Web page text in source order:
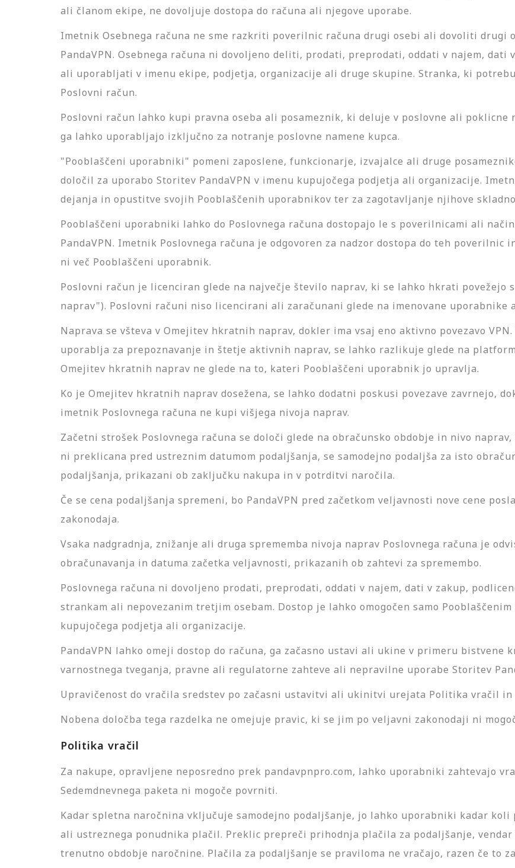
ali članom ekipe, ne dovoljuje dostopa do računa ali njegove uporabe.
Imetnik Osebnega računa ne sme razkriti poverilnic računa drugi osebi ali dovoliti drugi
PandaVPN. Osebnega računa ni dovoljeno deliti, prodati, preprodati, oddati v najem,
ali uporabljati v imenu ekipe, podjetja, organizacije ali druge skupine. Stranka, ki
Poslovni račun.
Poslovni račun lahko kupi pravna oseba ali posameznik, ki deluje v poslovne ali poklicne
ga lahko uporabljajo izključno za notranje poslovne namene kupca.
"Pooblaščeni uporabniki" pomeni zaposlene, funkcionarje, izvajalce ali druge
določil za uporabo Storitev PandaVPN v imenu kupujočega podjetja ali organizacije.
dejanja in opustitve svojih Pooblaščenih uporabnikov ter za zagotavljanje njihove
Pooblaščeni uporabniki lahko do Poslovnega računa dostopajo le s poverilnicami ali
PandaVPN. Imetnik Poslovnega računa je odgovoren za nadzor dostopa do teh poverilnic
ni več Pooblaščeni uporabnik.
Poslovni račun je licenciran glede na največje število naprav, ki se lahko hkrati povežejo
naprav"). Poslovni računi niso licencirani ali zaračunani glede na imenovane uporabnike
Naprava se všteva v Omejitev hkratnih naprav, dokler ima vsaj eno aktivno povezavo
uporablja za prepoznavanje in štetje aktivnih naprav, se lahko razlikuje glede na
Omejitev hkratnih naprav ne glede na to, kateri Pooblaščeni uporabnik jo upravlja.
Ko je Omejitev hkratnih naprav dosežena, se lahko dodatni poskusi povezave zavrnejo,
imetnik Poslovnega računa ne kupi višjega nivoja naprav.
Začetni strošek Poslovnega računa se določi glede na obračunsko obdobje in nivo
ni preklicana pred ustreznim datumom podaljšanja, se samodejno podaljša za isto
podaljšanja, prikazani ob zaključku nakupa in v potrditvi naročila.
Če se cena podaljšanja spremeni, bo PandaVPN pred začetkom veljavnosti nove cene
zakonodaja.
Vsaka nadgradnja, znižanje ali druga sprememba nivoja naprav Poslovnega računa je
obračunavanja in datuma začetka veljavnosti, prikazanih ob zahtevi za spremembo.
Poslovnega računa ni dovoljeno prodati, preprodati, oddati v najem, dati v zakup,
strankam ali nepovezanim tretjim osebam. Dostop je lahko omogočen samo
kupujočega podjetja ali organizacije.
PandaVPN lahko omeji dostop do računa, ga začasno ustavi ali ukine v primeru bistvene
varnostnega tveganja, pravne ali regulatorne zahteve ali nepravilne uporabe Storitev
Upravičenost do vračila sredstev po začasni ustavitvi ali ukinitvi urejata Politika vračil in
Nobena določba tega razdelka ne omejuje pravic, ki se jim po veljavni zakonodaji ni
Politika vračil
Za nakupe, opravljene neposredno prek pandavpnpro.com, lahko uporabniki zahtevajo
Sedemdnevnega paketa ni mogoče povrniti.
Kadar spletna naročnina vključuje samodejno podaljšanje, jo lahko uporabniki kadar koli
ali ustreznega ponudnika plačil. Preklic prepreči prihodnja plačila za podaljšanje, vendar
trenutno obdobje naročnine. Plačila za podaljšanje se praviloma ne vračajo, razen če to